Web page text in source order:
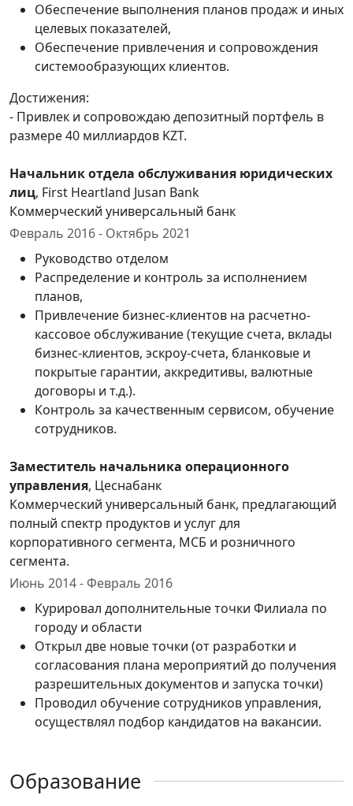
Обеспечение выполнения планов продаж и иных
целевых показателей,
Обеспечение привлечения и сопровождения
системообразующих клиентов.
Достижения:
- Привлек и сопровождаю депозитный портфель в
размере 40 миллиардов KZT.
Начальник отдела обслуживания юридических
лиц, First Heartland Jusan Bank
Коммерческий универсальный банк
Февраль 2016 - Октябрь 2021
Руководство отделом
Распределение и контроль за исполнением
планов,
Привлечение бизнес-клиентов на расчетно-
кассовое обслуживание (текущие счета, вклады
бизнес-клиентов, эскроу-счета, бланковые и
покрытые гарантии, аккредитивы, валютные
договоры и т.д.).
Контроль за качественным сервисом, обучение
сотрудников.
Заместитель начальника операционного
управления, Цеснабанк
Коммерческий универсальный банк, предлагающий
полный спектр продуктов и услуг для
корпоративного сегмента, МСБ и розничного
сегмента.
Июнь 2014 - Февраль 2016
Курировал дополнительные точки Филиала по
городу и области
Открыл две новые точки (от разработки и
согласования плана мероприятий до получения
разрешительных документов и запуска точки)
Проводил обучение сотрудников управления,
осуществлял подбор кандидатов на вакансии.
Образование